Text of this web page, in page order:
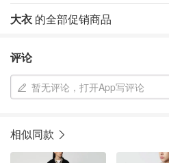
大衣 的全部促销商品
评论
暂无评论，打开App写评论
相似同款